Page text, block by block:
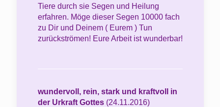
Tiere durch sie Segen und Heilung
erfahren. Möge dieser Segen 10000 fach
zu Dir und Deinem ( Eurem ) Tun
zurückströmen! Eure Arbeit ist wunderbar!
wundervoll, rein, stark und kraftvoll in
der Urkraft Gottes (24.11.2016)